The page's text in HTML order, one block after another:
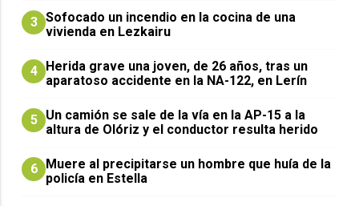
3 Sofocado un incendio en la cocina de una
vivienda en Lezkairu
4 Herida grave una joven, de 26 años, tras un
aparatoso accidente en la NA-122, en Lerín
5 Un camión se sale de la vía en la AP-15 a la
altura de Olóriz y el conductor resulta herido
6 Muere al precipitarse un hombre que huía de la
policía en Estella